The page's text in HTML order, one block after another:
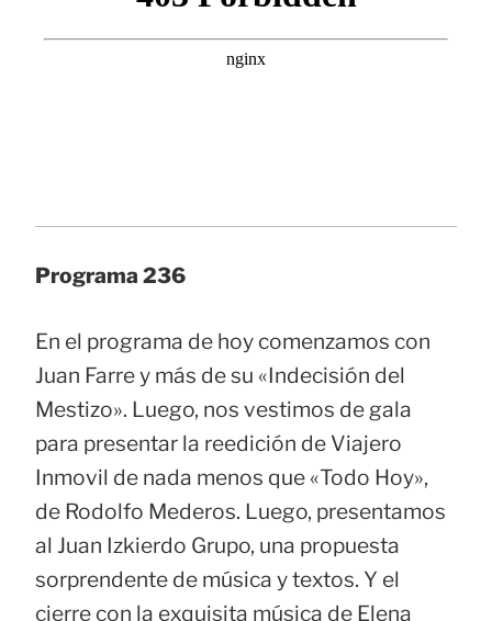
Programa 236
En el programa de hoy comenzamos con
Juan Farre y más de su «Indecisión del
Mestizo». Luego, nos vestimos de gala
para presentar la reedición de Viajero
Inmovil de nada menos que «Todo Hoy»,
de Rodolfo Mederos. Luego, presentamos
al Juan Izkierdo Grupo, una propuesta
sorprendente de música y textos. Y el
cierre con la exquisita música de Elena